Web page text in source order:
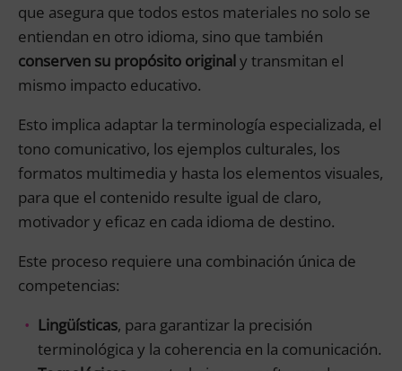
que asegura que todos estos materiales no solo se
entiendan en otro idioma, sino que también
conserven su propósito originaly transmitan el
mismo impacto educativo.
Esto implica adaptar la terminología especializada, el
tono comunicativo, los ejemplos culturales, los
formatos multimedia y hasta los elementos visuales,
para que el contenido resulte igual de claro,
motivador y eficaz en cada idioma de destino.
Este proceso requiere una combinación única de
competencias:
Lingüísticas, para garantizar la precisión
terminológica y la coherencia en la comunicación.